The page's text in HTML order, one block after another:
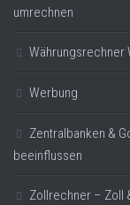
umrechnen
Währungsrechner
Werbung
Zentralbanken &
beeinflussen
Zollrechner – Zoll